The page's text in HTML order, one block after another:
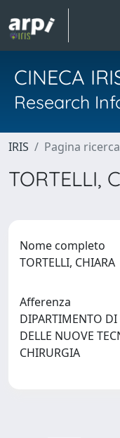
CINECA
Research
IRIS Pagina
TORTELLI,
Nome completo
TORTELLI, CHIARA
Afferenza
DIPARTIMENTO DI
DELLE NUOVE
CHIRURGIA